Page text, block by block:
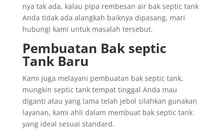
nya tak ada, kalau pipa rembesan air bak septic tank
Anda tidak ada alangkah baiknya dipasang, mari
hubungi kami untuk masalah tersebut.
Pembuatan Bak septic
Tank Baru
Kami juga melayani pembuatan bak septic tank,
mungkin septic tank tempat tinggal Anda mau
diganti atau yang lama telah jebol silahkan gunakan
layanan, kami ahli dalam membuat bak septic tank
yang ideal sesuai standard.